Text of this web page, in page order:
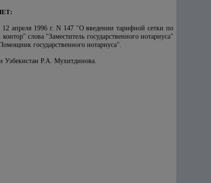
апреля 1996 г. N 147 "О введении тарифной сетки по
слова "Заместитель государственного нотариуса"
государственного нотариуса".
Узбекистан Р.А. Мухитдинова.